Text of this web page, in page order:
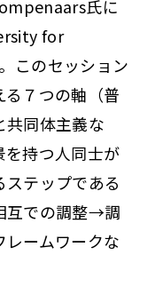
氏に
for
このセッション
７つの軸（普
共同体主義な
を持つ人同士が
テップである
互での調整→調
ームワークな